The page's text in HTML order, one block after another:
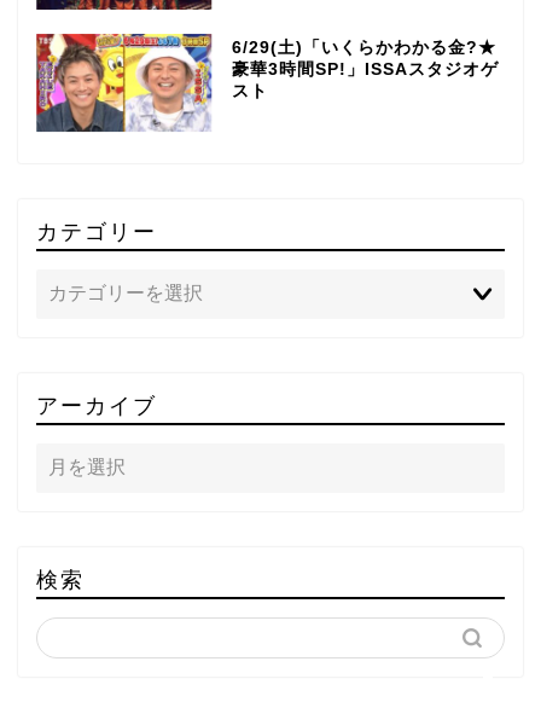
6/29(土)「いくらかわかる金?★
豪華3時間SP!」ISSAスタジオゲ
スト
カテゴリー
アーカイブ
検索
～DA PUMP YORIの晴れ
ばれラジオ～